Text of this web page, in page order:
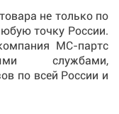
не только по
точку России.
МС-партс
службами,
по всей России и